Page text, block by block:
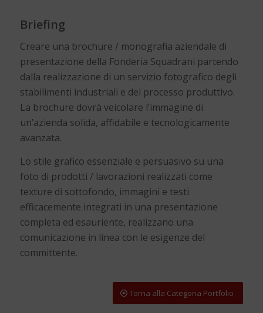
Briefing
Creare una brochure / monografia aziendale di
presentazione della Fonderia Squadrani partendo
dalla realizzazione di un servizio fotografico degli
stabilimenti industriali e del processo produttivo.
La brochure dovrà veicolare l’immagine di
un’azienda solida, affidabile e tecnologicamente
avanzata.
Lo stile grafico essenziale e persuasivo su una
foto di prodotti / lavorazioni realizzati come
texture di sottofondo, immagini e testi
efficacemente integrati in una presentazione
completa ed esauriente, realizzano una
comunicazione in linea con le esigenze del
committente.
Torna alla Categoria Portfolio